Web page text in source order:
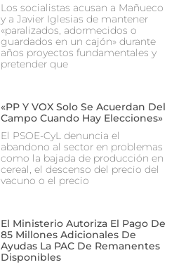
Los socialistas acusan a Mañueco
y a Javier Iglesias de mantener
«paralizados, adormecidos o
guardados en un cajón» durante
años proyectos fundamentales y
pretender que
«PP Y VOX Solo Se Acuerdan Del
Campo Cuando Hay Elecciones»
El PSOE-CyL denuncia el
abandono al sector en problemas
como la bajada de producción en
cereal, el descenso del precio del
vacuno o el precio
El Ministerio Autoriza El Pago De
85 Millones Adicionales De
Ayudas La PAC De Remanentes
Disponibles